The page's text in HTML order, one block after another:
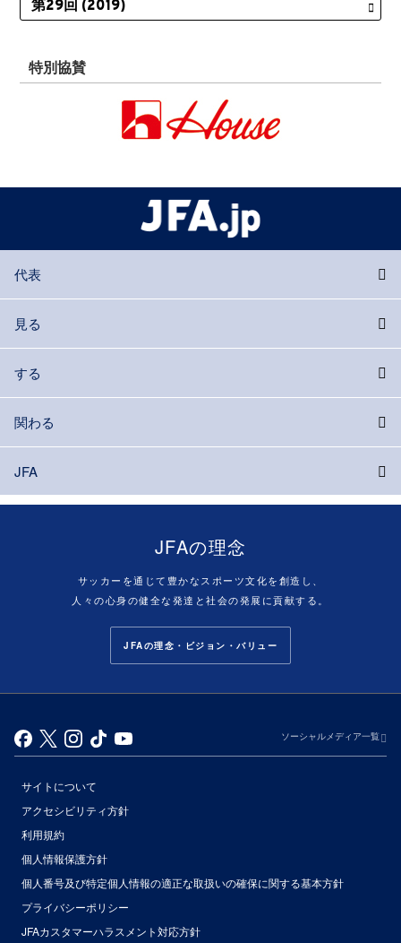
特別協賛
代表
見る
する
関わる
JFA
JFAの理念
サッカーを通じて豊かなスポーツ文化を創造し、
人々の心身の健全な発達と社会の発展に貢献する。
JFAの理念・ビジョン・バリュー
ソーシャルメディア一覧
サイトについて
アクセシビリティ方針
利用規約
個人情報保護方針
個人番号及び特定個人情報の適正な取扱いの確保に関する基本方針
プライバシーポリシー
JFAカスタマーハラスメント対応方針